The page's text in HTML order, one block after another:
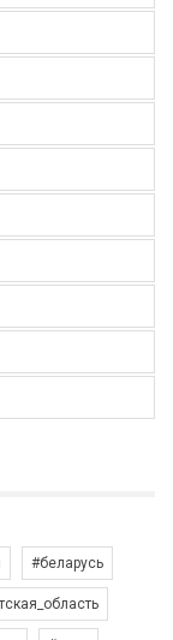
#беларусь